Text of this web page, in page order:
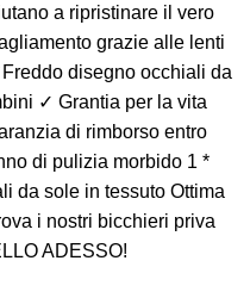
a ripristinare il vero
grazie alle lenti
disegno occhiali da
✓ Grantia per la vita
di rimborso entro
di pulizia morbido 1 *
da sole in tessuto Ottima
i nostri bicchieri priva
ADESSO!